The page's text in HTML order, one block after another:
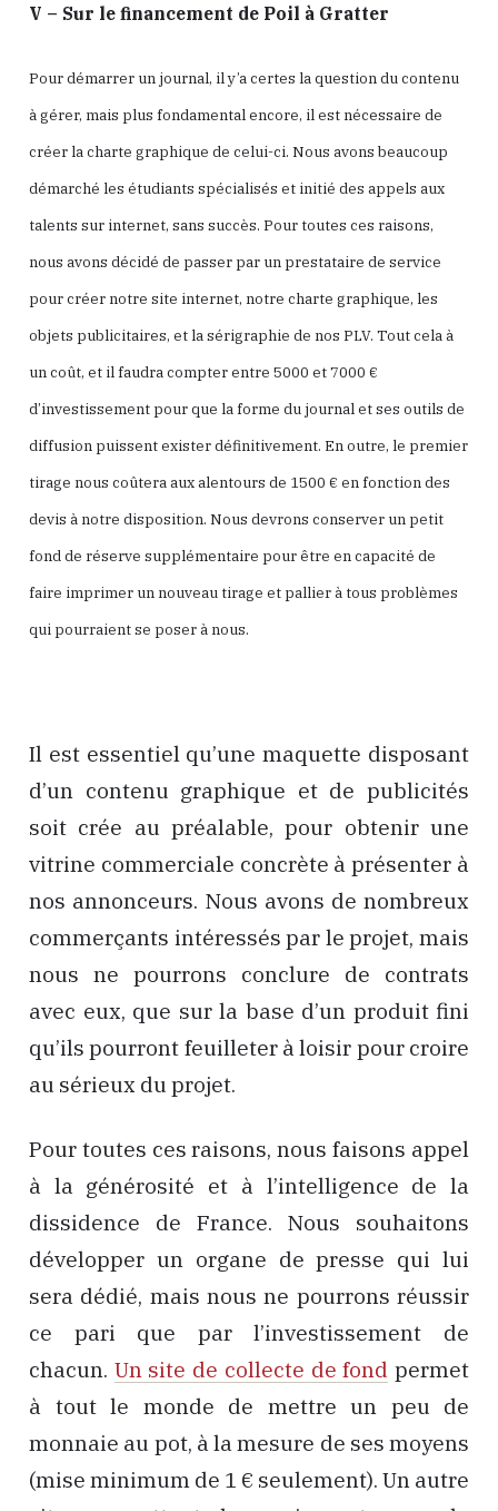
V – Sur le financement de Poil à Gratter
Pour démarrer un journal, il y’a certes la question du contenu
à gérer, mais plus fondamental encore, il est nécessaire de
créer la charte graphique de celui-ci. Nous avons beaucoup
démarché les étudiants spécialisés et initié des appels aux
talents sur internet, sans succès. Pour toutes ces raisons,
nous avons décidé de passer par un prestataire de service
pour créer notre site internet, notre charte graphique, les
objets publicitaires, et la sérigraphie de nos PLV. Tout cela à
un coût, et il faudra compter entre 5000 et 7000 €
d’investissement pour que la forme du journal et ses outils de
diffusion puissent exister définitivement. En outre, le premier
tirage nous coûtera aux alentours de 1500 € en fonction des
devis à notre disposition. Nous devrons conserver un petit
fond de réserve supplémentaire pour être en capacité de
faire imprimer un nouveau tirage et pallier à tous problèmes
qui pourraient se poser à nous.
Il est essentiel qu’une maquette disposant
d’un contenu graphique et de publicités
soit crée au préalable, pour obtenir une
vitrine commerciale concrète à présenter à
nos annonceurs. Nous avons de nombreux
commerçants intéressés par le projet, mais
nous ne pourrons conclure de contrats
avec eux, que sur la base d’un produit fini
qu’ils pourront feuilleter à loisir pour croire
au sérieux du projet.
Pour toutes ces raisons, nous faisons appel
à la générosité et à l’intelligence de la
dissidence de France. Nous souhaitons
développer un organe de presse qui lui
sera dédié, mais nous ne pourrons réussir
ce pari que par l’investissement de
chacun. Un site de collecte de fond permet
à tout le monde de mettre un peu de
monnaie au pot, à la mesure de ses moyens
(mise minimum de 1 € seulement). Un autre